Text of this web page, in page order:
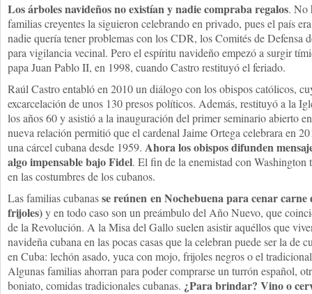
Los árboles navideños no existían y nadie compraba regalos. No
familias creyentes la siguieron celebrando en privado, pues el país
nadie quería tener problemas con los CDR, los Comités de Defensa
para vigilancia vecinal. Pero el espíritu navideño empezó a surgir
papa Juan Pablo II, en 1998, cuando Castro restituyó el feriado.
Raúl Castro entabló en 2010 un diálogo con los obispos católicos,
excarcelación de unos 130 presos políticos. Además, restituyó a la
los años 60 y asistió a la inauguración del primer seminario abierto
nueva relación permitió que el cardenal Jaime Ortega celebrara en
una cárcel cubana desde 1959. Ahora los obispos difunden
algo impensable bajo Fidel. El fin de la enemistad con
en las costumbres de los cubanos.
Las familias cubanasse reúnen en Nochebuena para cenar
frijoles)y en todo caso son un preámbulo del Año Nuevo, que
de la Revolución. A la Misa del Gallo suelen asistir aquéllos que
navideña cubana en las pocas casas que la celebran puede ser la de
en Cuba: lechón asado, yuca con mojo, frijoles negros o el
Algunas familias ahorran para poder comprarse un turrón español,
boniato, comidas tradicionales cubanas. ¿Para brindar? Vino o